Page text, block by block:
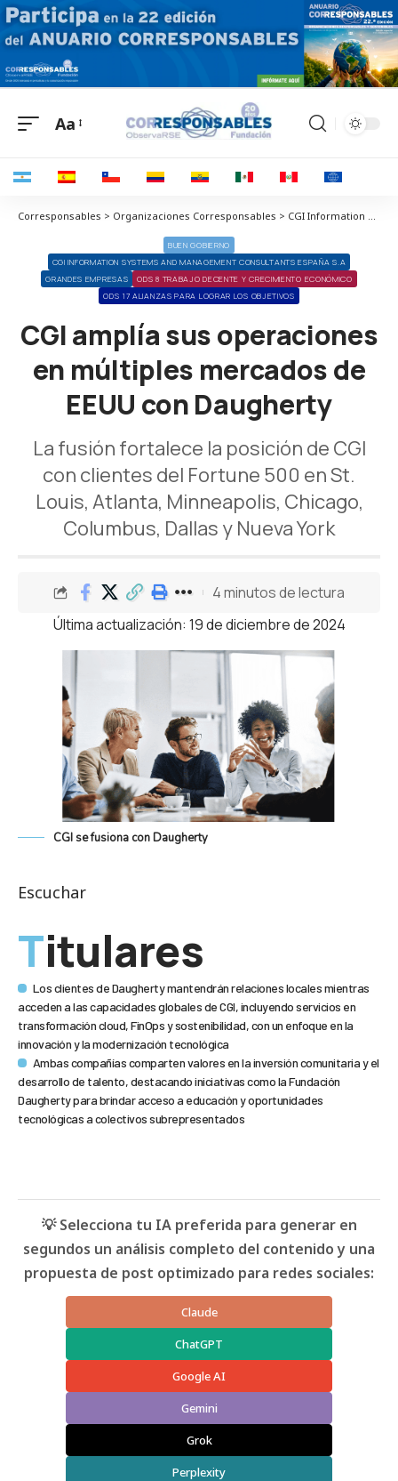
Aa
Corresponsables > Organizaciones Corresponsables > CGI Information Systems and Management Consultants España S.A > CGI amplía sus operaciones en múltiples mercados de EEUU con Daugherty
BUEN GOBIERNO
CGI INFORMATION SYSTEMS AND MANAGEMENT CONSULTANTS ESPAÑA S.A
GRANDES EMPRESAS
ODS 8 TRABAJO DECENTE Y CRECIMIENTO ECONÓMICO
ODS 17 ALIANZAS PARA LOGRAR LOS OBJETIVOS
CGI amplía sus operaciones
en múltiples mercados de
EEUU con Daugherty
La fusión fortalece la posición de CGI
con clientes del Fortune 500 en St.
Louis, Atlanta, Minneapolis, Chicago,
Columbus, Dallas y Nueva York
Última actualización: 19 de diciembre de 2024
4 minutos de lectura
CGI se fusiona con Daugherty
Escuchar
Titulares
Los clientes de Daugherty mantendrán relaciones locales mientras
acceden a las capacidades globales de CGI, incluyendo servicios en
transformación cloud, FinOps y sostenibilidad, con un enfoque en la
innovación y la modernización tecnológica
Ambas compañías comparten valores en la inversión comunitaria y el
desarrollo de talento, destacando iniciativas como la Fundación
Daugherty para brindar acceso a educación y oportunidades
tecnológicas a colectivos subrepresentados
💡 Selecciona tu IA preferida para generar en
segundos un análisis completo del contenido y una
propuesta de post optimizado para redes sociales:
Claude
ChatGPT
Google AI
Gemini
Grok
Perplexity